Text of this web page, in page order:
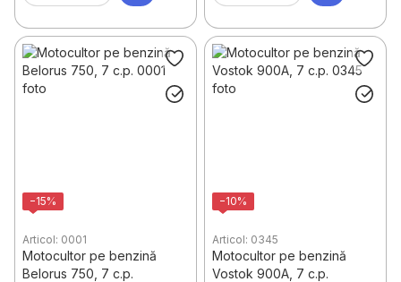
−15%
Articol: 0001
Motocultor pe benzină
Belorus 750, 7 c.p.
−10%
Articol: 0345
Motocultor pe benzină
Vostok 900A, 7 c.p.